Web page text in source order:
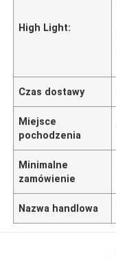
High Light:
Czas dostawy
Miejsce
pochodzenia
Minimalne
zamówienie
Nazwa handlowa